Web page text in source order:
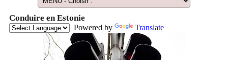
Conduire en Estonie
Powered by Translate